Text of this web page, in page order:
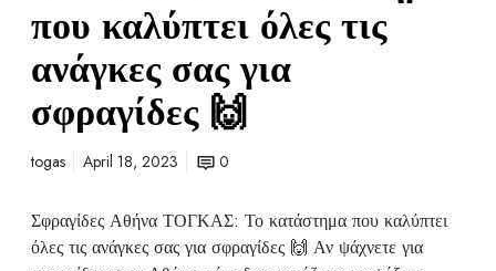
που καλύπτει όλες τις
ανάγκες σας για
σφραγίδες 🙌
togas April 18, 2023 0
Σφραγίδες Αθήνα ΤΟΓΚΑΣ: Το κατάστημα που καλύπτει
όλες τις ανάγκες σας για σφραγίδες 🙌 Αν ψάχνετε για